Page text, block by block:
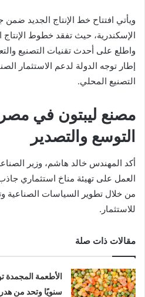
ويأتي افتتاح خط الإنتاج الجديد
الإسكندرية، حيث تفقد خطوط الإنتاج
واطلع على أحدث تقنيات التصنيع
إطار توجه الدولة لدعم الاستثمار
التصنيع المحلي.
مصنع ليبتون في
التوسع والتصدير
أكد المهندس خالد هاشم، وزير
العمل على تهيئة مناخ استثماري
من خلال تطوير السياسات الصناعية
للاستثمار.
مقالات ذات صلة
سنويًا وتحد من هدر